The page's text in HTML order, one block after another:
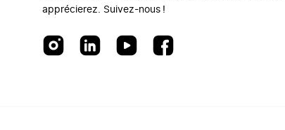
apprécierez. Suivez-nous !